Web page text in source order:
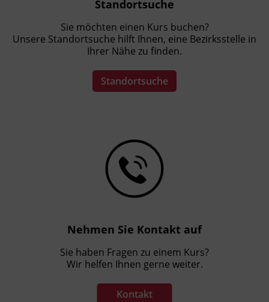
Standortsuche
Sie möchten einen Kurs buchen?
Unsere Standortsuche hilft Ihnen, eine Bezirksstelle in
Ihrer Nähe zu finden.
Standortsuche
Nehmen Sie Kontakt auf
Sie haben Fragen zu einem Kurs?
Wir helfen Ihnen gerne weiter.
Kontakt